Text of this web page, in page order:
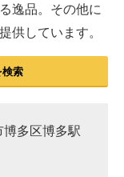
逸品。その他に
供しています。
索
博多区博多駅